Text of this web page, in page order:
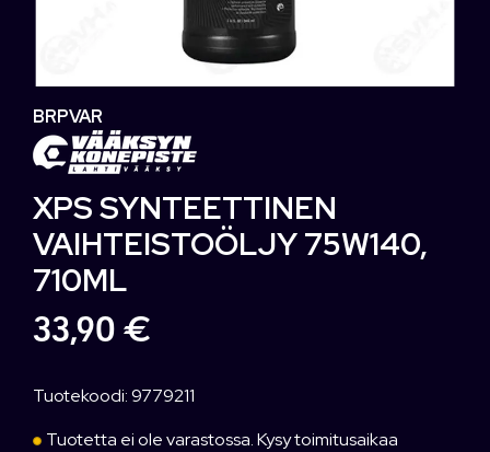
BRPVAR
XPS SYNTEETTINEN
VAIHTEISTOÖLJY 75W140,
710ML
33,90 €
Tuotekoodi: 9779211
Tuotetta ei ole varastossa. Kysy toimitusaikaa